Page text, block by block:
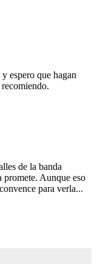
espero que hagan
de la banda
promete. Aunque eso
para verla...